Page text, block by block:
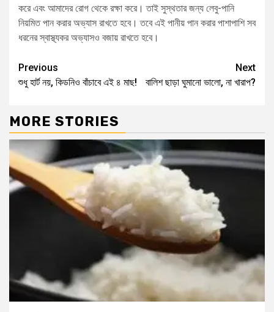
করে এবং আমাদের রোগ থেকে রক্ষা করে। তাই সুস্থতার জন্য লেবু-পানি
নিয়মিত পান করার অভ্যাস রাখতে হবে। তবে এই পানীয় পান করার পাশাপাশি সব
ধরনের স্বাস্থ্যকর অভ্যাসও বজায় রাখতে হবে।
Previous
শুধু হার্ট নয়, কিডনিও বাঁচাবে এই ৪ মাছ!
Next
বালিশ ছাড়া ঘুমানো ভালো, না খারাপ?
MORE STORIES